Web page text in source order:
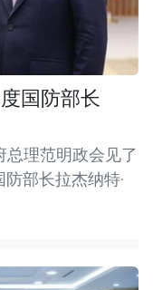
国防部长
总理范明政会见了
部长拉杰纳特·